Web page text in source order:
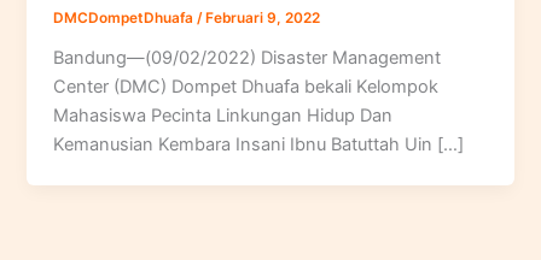
DMCDompetDhuafa/ Februari 9, 2022
Bandung—(09/02/2022) Disaster Management
Center (DMC) Dompet Dhuafa bekali Kelompok
Mahasiswa Pecinta Linkungan Hidup Dan
Kemanusian Kembara Insani Ibnu Batuttah Uin […]